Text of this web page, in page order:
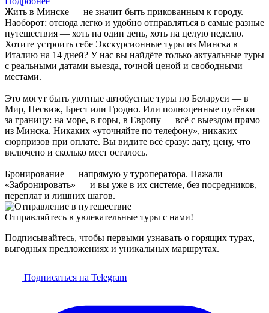
Жить в Минске — не значит быть прикованным к городу.
Наоборот: отсюда легко и удобно отправляться в самые разные
путешествия — хоть на один день, хоть на целую неделю.
Хотите устроить себе Экскурсионные туры из Минска в
Италию на 14 дней? У нас вы найдёте только актуальные туры
с реальными датами выезда, точной ценой и свободными
местами.
Это могут быть уютные автобусные туры по Беларуси — в
Мир, Несвиж, Брест или Гродно. Или полноценные путёвки
за границу: на море, в горы, в Европу — всё с выездом прямо
из Минска. Никаких «уточняйте по телефону», никаких
сюрпризов при оплате. Вы видите всё сразу: дату, цену, что
включено и сколько мест осталось.
Бронирование — напрямую у туроператора. Нажали
«Забронировать» — и вы уже в их системе, без посредников,
переплат и лишних шагов.
Отправляйтесь в увлекательные туры с нами!
Подписывайтесь, чтобы первыми узнавать о горящих турах,
выгодных предложениях и уникальных маршрутах.
Подписаться на Telegram